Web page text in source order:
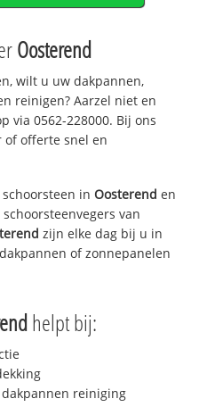
Oosterend
wilt u uw dakpannen,
reinigen? Aarzel niet en
via 0562-228000. Bij ons
of offerte snel en
schoorsteen inOosterend en
van
zijn elke dag bij u in
of zonnepanelen
helpt bij:
reiniging